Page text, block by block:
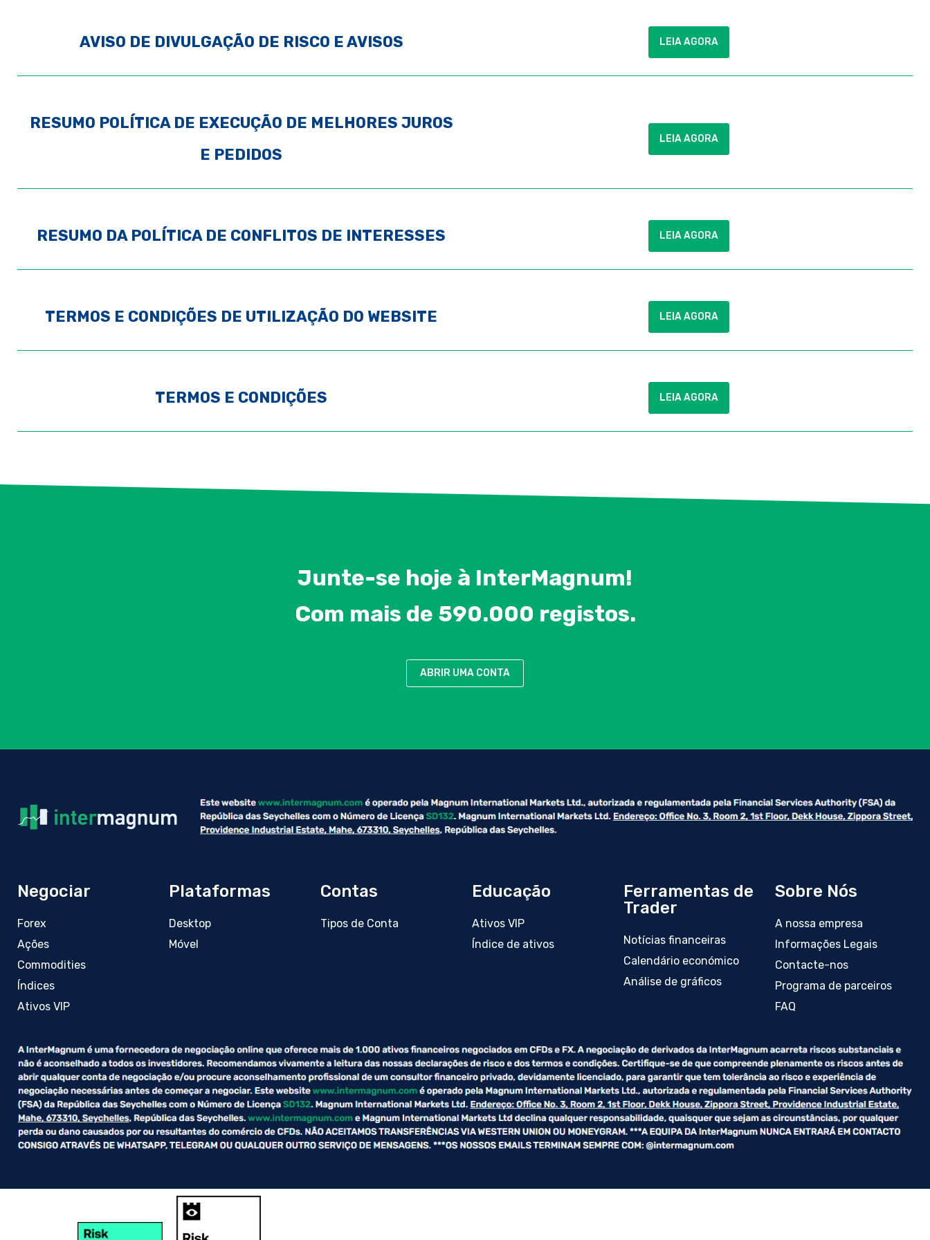
AVISO DE DIVULGAÇÃO DE RISCO E AVISOS LEIA AGORA
RESUMO POLÍTICA DE EXECUÇÃO DE MELHORES JUROS
E PEDIDOS
LEIA AGORA
RESUMO DA POLÍTICA DE CONFLITOS DE INTERESSES LEIA AGORA
TERMOS E CONDIÇÕES DE UTILIZAÇÃO DO WEBSITE LEIA AGORA
TERMOS E CONDIÇÕES LEIA AGORA
Junte-se hoje à InterMagnum!
Com mais de 590.000 registos.
ABRIR UMA CONTA
Negociar
Forex
Ações
Commodities
Índices
Ativos VIP
Plataformas
Desktop
Móvel
Contas
Tipos de Conta
Educação
Ativos VIP
Índice de ativos
Ferramentas de
Trader
Notícias financeiras
Calendário económico
Análise de gráficos
Sobre Nós
A nossa empresa
Informações Legais
Contacte-nos
Programa de parceiros
FAQ